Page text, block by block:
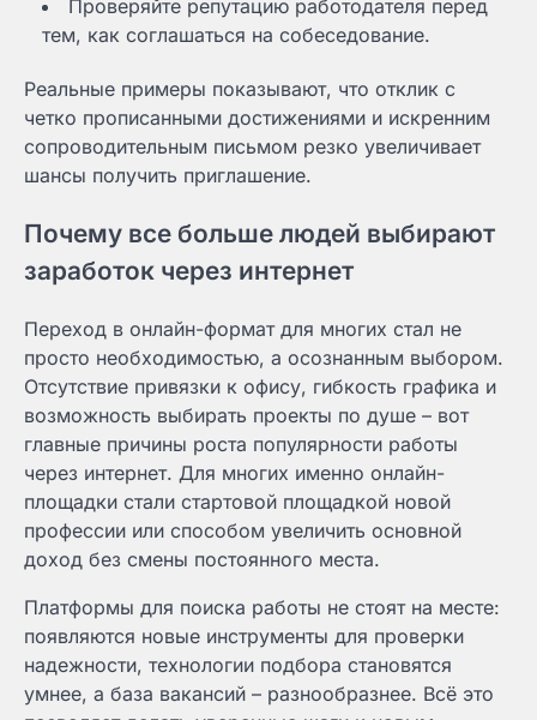
Проверяйте репутацию работодателя перед
тем, как соглашаться на собеседование.
Реальные примеры показывают, что отклик с
четко прописанными достижениями и искренним
сопроводительным письмом резко увеличивает
шансы получить приглашение.
Почему все больше людей выбирают
заработок через интернет
Переход в онлайн-формат для многих стал не
просто необходимостью, а осознанным выбором.
Отсутствие привязки к офису, гибкость графика и
возможность выбирать проекты по душе – вот
главные причины роста популярности работы
через интернет. Для многих именно онлайн-
площадки стали стартовой площадкой новой
профессии или способом увеличить основной
доход без смены постоянного места.
Платформы для поиска работы не стоят на месте:
появляются новые инструменты для проверки
надежности, технологии подбора становятся
умнее, а база вакансий – разнообразнее. Всё это